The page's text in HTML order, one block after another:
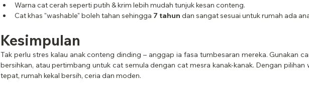
Warna cat cerah seperti putih & krim lebih mudah tunjuk kesan conteng.
Cat khas "washable" boleh tahan sehingga 7 tahun dan sangat sesuai untuk rumah ada
Kesimpulan
Tak perlu stres kalau anak conteng dinding – anggap ia fasa tumbesaran mereka. Gunakan
bersihkan, atau pertimbang untuk cat semula dengan cat mesra kanak-kanak. Dengan pilihan
tepat, rumah kekal bersih, ceria dan moden.